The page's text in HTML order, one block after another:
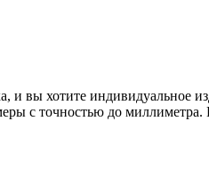
вы хотите индивидуальное
с точностью до миллиметра.